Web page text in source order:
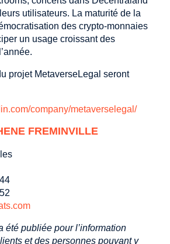
utilisateurs. La maturité de la
des crypto-monnaies
un usage croissant des
projet MetaverseLegal seront
company/metaverselegal/
FREMINVILLE
été publiée pour l’information
et des personnes pouvant y